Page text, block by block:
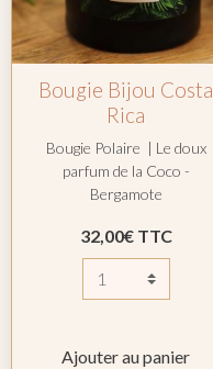
Bougie Bijou Costa
Rica
Bougie Polaire | Le doux
parfum de la Coco -
Bergamote
32,00€ TTC
Ajouter au panier